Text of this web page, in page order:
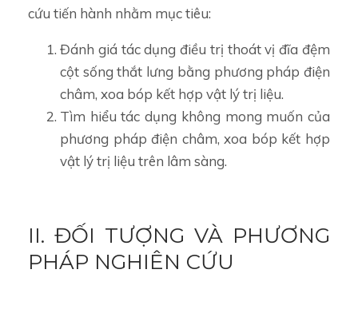
cứu tiến hành nhằm mục tiêu:
Đánh giá tác dụng điều trị thoát vị đĩa đệm
cột sống thắt lưng bằng phương pháp điện
châm, xoa bóp kết hợp vật lý trị liệu.
Tìm hiểu tác dụng không mong muốn của
phương pháp điện châm, xoa bóp kết hợp
vật lý trị liệu trên lâm sàng.
II. ĐỐI TƯỢNG VÀ PHƯƠNG
PHÁP NGHIÊN CỨU